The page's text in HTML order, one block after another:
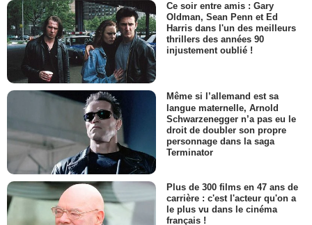
Ce soir entre amis : Gary
Oldman, Sean Penn et Ed
Harris dans l'un des meilleurs
thrillers des années 90
injustement oublié !
Même si l’allemand est sa
langue maternelle, Arnold
Schwarzenegger n’a pas eu le
droit de doubler son propre
personnage dans la saga
Terminator
Plus de 300 films en 47 ans de
carrière : c'est l'acteur qu'on a
le plus vu dans le cinéma
français !